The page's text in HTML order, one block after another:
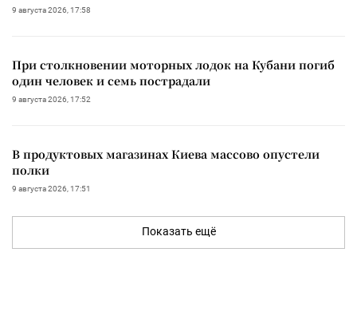
9 августа 2026, 17:58
При столкновении моторных лодок на Кубани погиб
один человек и семь пострадали
9 августа 2026, 17:52
В продуктовых магазинах Киева массово опустели
полки
9 августа 2026, 17:51
Показать ещё